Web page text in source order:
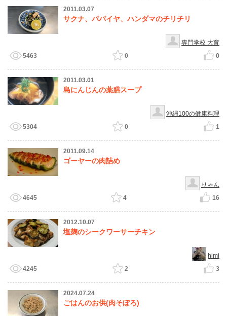
2011.03.07
サクナ、パパイヤ、ハンダマのチリチリ
専門学校 大育
5463
0 0
2011.03.01
島にんじんの薬膳スープ
沖縄100の健康料理
5304
0 1
2011.09.14
ゴーヤーの肉詰め
りゃん
4645
4 16
2012.10.07
塩麹のシークワーサーチキン
himi
4245
2 3
2024.07.24
ごはんのお供(肉そぼろ)